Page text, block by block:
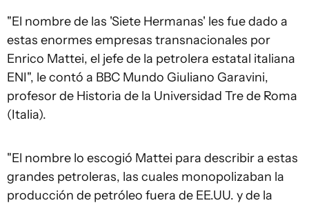
"El nombre de las 'Siete Hermanas' les fue dado a
estas enormes empresas transnacionales por
Enrico Mattei, el jefe de la petrolera estatal italiana
ENI", le contó a BBC Mundo Giuliano Garavini,
profesor de Historia de la Universidad Tre de Roma
(Italia).
"El nombre lo escogió Mattei para describir a estas
grandes petroleras, las cuales monopolizaban la
producción de petróleo fuera de EE.UU. y de la